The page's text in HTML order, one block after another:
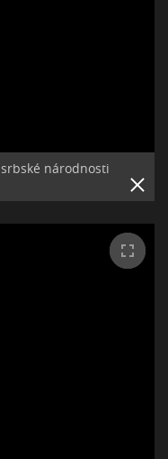
národnosti